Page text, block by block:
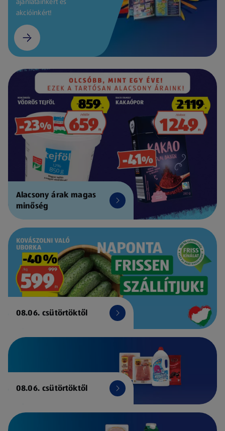
akcióinkért!
Alacsony árak magas
minőség
08.06. csütörtöktől
08.06. csütörtöktől